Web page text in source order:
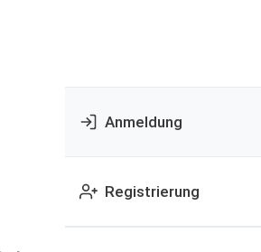
Anmeldung
Registrierung